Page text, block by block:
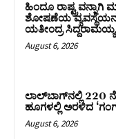
ಹಿಂದೂ ರಾಷ್ಟ್ರವನ್ನಾಗಿ
ಶೋಷಣೆಯ
ಯತೀಂದ್ರ ಸಿದ್ದರಾಮಯ್ಯ
August 6, 2026
ಲಾಲ್‍ಬಾಗ್‍ನಲ್ಲಿ 220
ಹೂಗಳಲ್ಲಿ ಅರಳಿದ ‘ಗಂಗ
August 6, 2026